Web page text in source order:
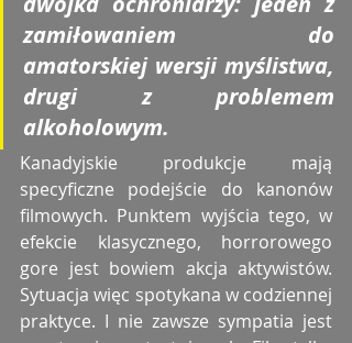
zamiłowaniem do
amatorskiej wersji myślistwa,
drugi z problemem
alkoholowym.
Kanadyjskie produkcje mają
specyficzne podejście do kanonów
filmowych. Punktem wyjścia tego, w
efekcie klasycznego, horrorowego
gore jest bowiem akcja aktywistów.
Sytuacja więc spotykana w codziennej
praktyce. I nie zawsze sympatia jest